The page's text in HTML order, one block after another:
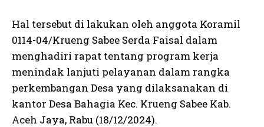
Hal tersebut di lakukan oleh anggota Koramil
0114-04/Krueng Sabee Serda Faisal dalam
menghadiri rapat tentang program kerja
menindak lanjuti pelayanan dalam rangka
perkembangan Desa yang dilaksanakan di
kantor Desa Bahagia Kec. Krueng Sabee Kab.
Aceh Jaya, Rabu (18/12/2024).